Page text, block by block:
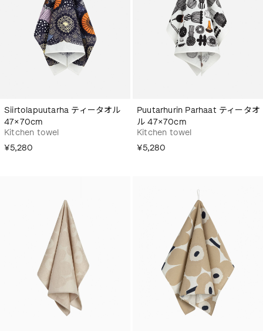
Siirtolapuutarha ティータオル
47×70cm
Kitchen towel
¥5,280
Puutarhurin Parhaat ティータオ
ル 47×70cm
Kitchen towel
¥5,280